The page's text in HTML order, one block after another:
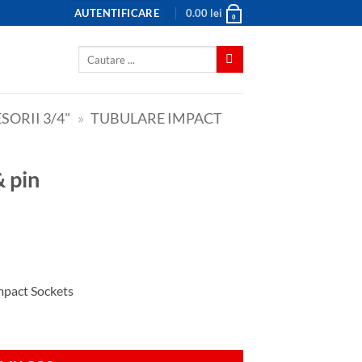
AUTENTIFICARE 0.00 lei 0
3/4" » TUBULARE IMPACT
pin
Sockets